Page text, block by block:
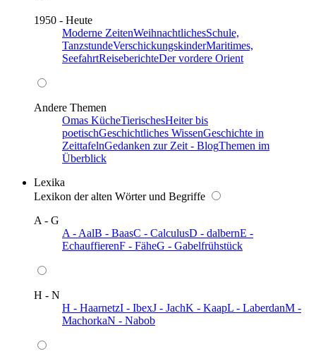
1950 - Heute
Moderne ZeitenWeihnachtlichesSchule,
TanzstundeVerschickungskinderMaritimes,
SeefahrtReiseberichteDer vordere Orient
Andere Themen
Omas KücheTierischesHeiter bis
poetischGeschichtliches WissenGeschichte in
ZeittafelnGedanken zur Zeit - BlogThemen im
Überblick
Lexika
Lexikon der alten Wörter und Begriffe
A - G
A - AalB - BaasC - CalculusD - dalbernE -
EchauffierenF - FäheG - Gabelfrühstück
H - N
H - HaarnetzI - IbexJ - JachK - KaapL - LaberdanM -
MachorkaN - Nabob